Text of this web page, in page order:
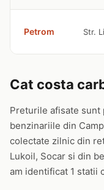
Petrom Str.
Cat costa
Preturile afisate
benzinariile din
colectate zilnic din
Lukoil, Socar si din
am identificat 1 statii